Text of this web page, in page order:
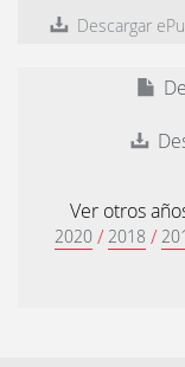
Descargar
Ver otros
2020 / 2018 /